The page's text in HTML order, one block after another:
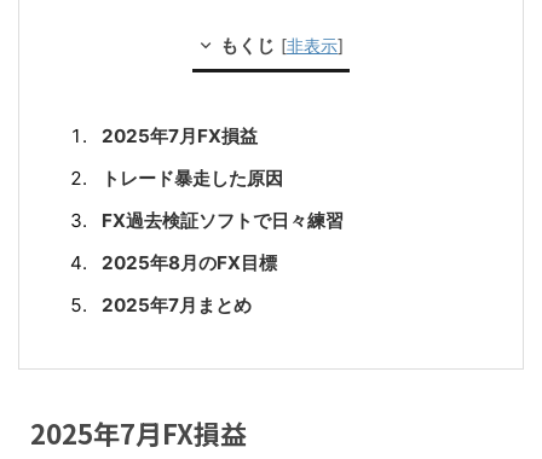
もくじ [非表示]
2025年7月FX損益
トレード暴走した原因
FX過去検証ソフトで日々練習
2025年8月のFX目標
2025年7月まとめ
2025年7月FX損益